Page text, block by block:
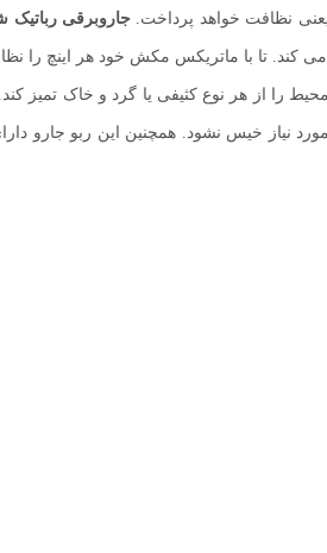
یعنی نظافت خواهد پرداخت.
کند. تا با ماتریکس مکش خود هر اینچ را
را از هر نوع کثیفی یا گرد و خاک تمیز